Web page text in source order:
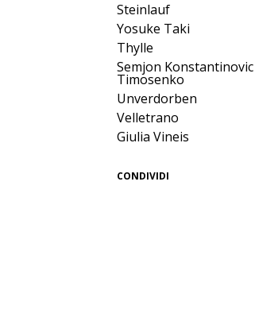
Steinlauf
Yosuke Taki
Thylle
Semjon Konstantinovic
Timosenko
Unverdorben
Velletrano
Giulia Vineis
CONDIVIDI